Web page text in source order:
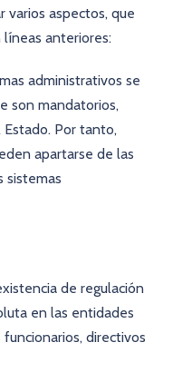
varios aspectos, que
anteriores:
administrativos se
son mandatorios,
Por tanto,
apartarse de las
sistemas
de regulación
en las entidades
directivos